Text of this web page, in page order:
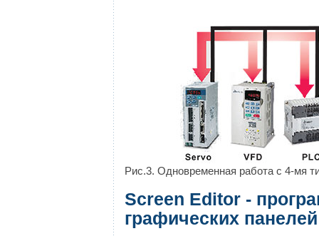
Рис.3. Одновременная работа с 4-мя
Screen Editor -
графических